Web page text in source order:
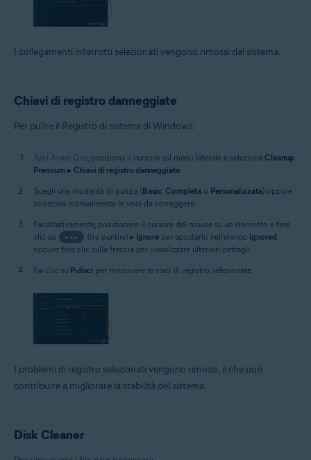
I collegamenti interrotti selezionati vengono rimossi dal sistema.
Chiavi di registro danneggiate
Per pulire il Registro di sistema di Windows:
Apri Avast One, posiziona il cursore sul menu laterale e seleziona Cleanup
Premium ▸ Chiavi di registro danneggiate.
Scegli una modalità di pulizia (Basic, Completa o Personalizzata) oppure
seleziona manualmente le voci da correggere.
Facoltativamente, posizionare il cursore del mouse su un elemento e fare
clic su
••• (tre puntini) ▸ Ignoreper spostarlo nell'elenco Ignored,
oppure fare clic sulla freccia per visualizzare ulteriori dettagli.
Fai clic su Pulisci per rimuovere le voci di registro selezionate.
I problemi di registro selezionati vengono rimossi, il che può
contribuire a migliorare la stabilità del sistema.
Disk Cleaner